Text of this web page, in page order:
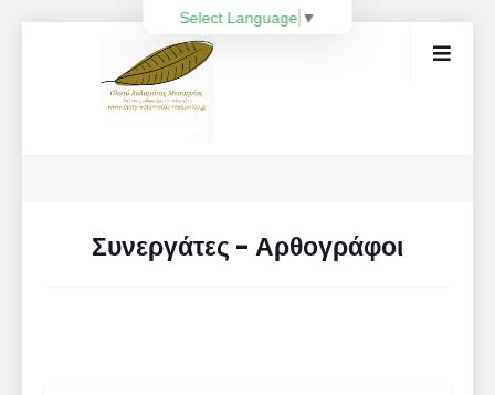
Συνεργάτες - Αρθογράφοι
Select Language ▼